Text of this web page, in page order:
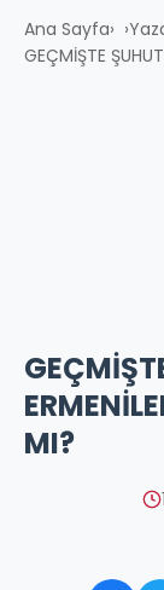
Ana Sayfa›
GEÇMİŞTE
MI?